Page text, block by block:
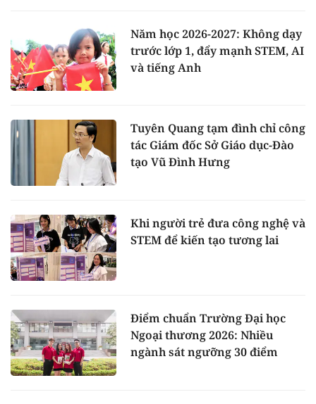
Năm học 2026-2027: Không dạy
trước lớp 1, đẩy mạnh STEM, AI
và tiếng Anh
Tuyên Quang tạm đình chỉ công
tác Giám đốc Sở Giáo dục-Đào
tạo Vũ Đình Hưng
Khi người trẻ đưa công nghệ và
STEM để kiến tạo tương lai
Điểm chuẩn Trường Đại học
Ngoại thương 2026: Nhiều
ngành sát ngưỡng 30 điểm